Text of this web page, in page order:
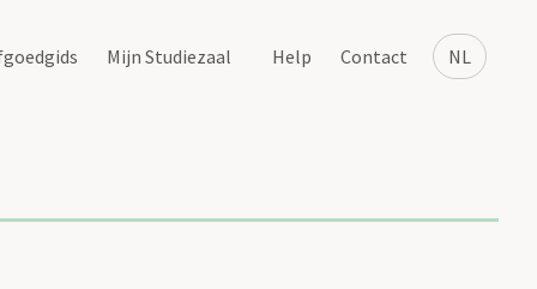
NL
Mijn Studiezaal Help Contact